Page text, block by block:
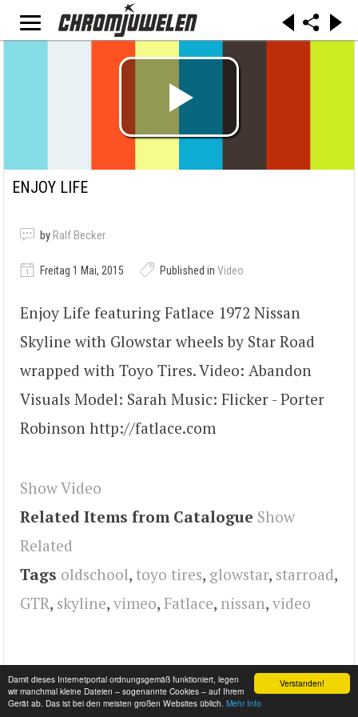
Verstanden!
Damit dieses Internetportal ordnungsgemäß funktioniert, legen
wir manchmal kleine Dateien – sogenannte Cookies – auf Ihrem
Gerät ab. Das ist bei den meisten großen Websites üblich. Mehr Info
ENJOY LIFE
by Ralf Becker
Freitag 1 Mai, 2015 Published in Video
Enjoy Life featuring Fatlace 1972 Nissan
Skyline with Glowstar wheels by Star Road
wrapped with Toyo Tires. Video: Abandon
Visuals Model: Sarah Music: Flicker - Porter
Robinson http://fatlace.com
Show Video
Related Items from Catalogue Show
Related
Tags oldschool, toyo tires, glowstar, starroad,
GTR, skyline, vimeo, Fatlace, nissan, video